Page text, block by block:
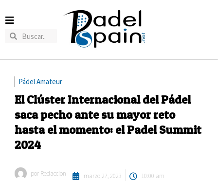
Pádel Amateur
El Clúster Internacional del Pádel
saca pecho ante su mayor reto
hasta el momento: el Padel Summit
2024
por Redaccion marzo 27, 2023 10:00 am